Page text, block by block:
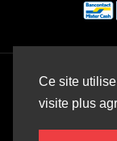
Ce site
visite plus
©